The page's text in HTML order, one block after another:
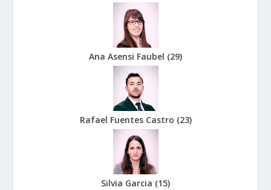
Ana Asensi Faubel (29)
Rafael Fuentes Castro (23)
Silvia Garcia (15)